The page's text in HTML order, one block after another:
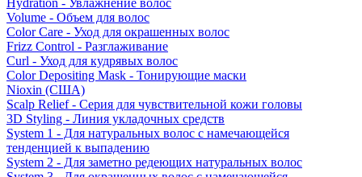
Hydration - Увлажнение волос
Volume - Объем для волос
Color Care - Уход для окрашенных волос
Frizz Control - Разглаживание
Curl - Уход для кудрявых волос
Color Depositing Mask - Тонирующие маски
Nioxin (США)
Scalp Relief - Серия для чувствительной кожи головы
3D Styling - Линия укладочных средств
System 1 - Для натуральных волос с намечающейся
тенденцией к выпадению
System 2 - Для заметно редеющих натуральных волос